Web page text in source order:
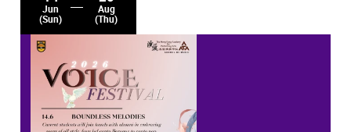
Jun
(Sun)
Aug
(Thu)